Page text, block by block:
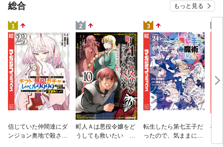
総合 もっと見る
1
信じていた仲間達にダ
ンジョン奥地で殺され
2
町人Ａは悪役令嬢をど
うしても救いたい ～
3
転生したら第七王子だ
ったので、気ままに魔
杖